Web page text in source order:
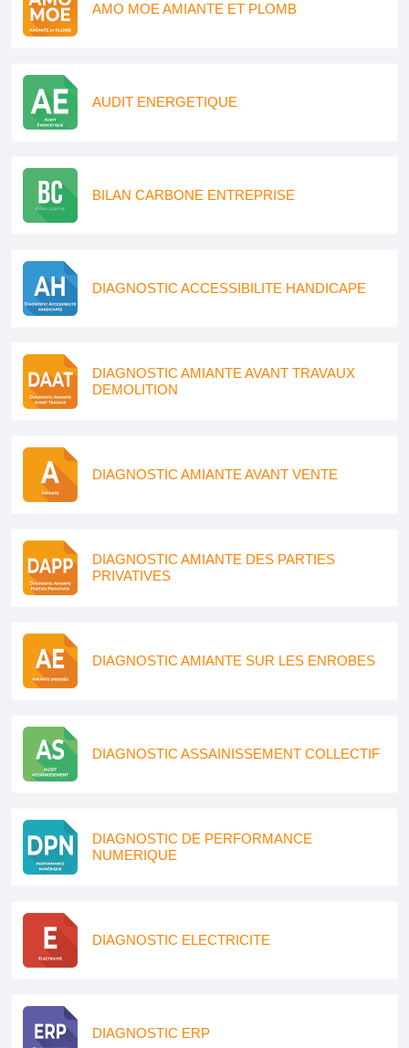
AMO MOE AMIANTE ET PLOMB
AUDIT ENERGETIQUE
BILAN CARBONE ENTREPRISE
DIAGNOSTIC ACCESSIBILITE HANDICAPE
DIAGNOSTIC AMIANTE AVANT TRAVAUX
DEMOLITION
DIAGNOSTIC AMIANTE AVANT VENTE
DIAGNOSTIC AMIANTE DES PARTIES
PRIVATIVES
DIAGNOSTIC AMIANTE SUR LES ENROBES
DIAGNOSTIC ASSAINISSEMENT COLLECTIF
DIAGNOSTIC DE PERFORMANCE
NUMERIQUE
DIAGNOSTIC ELECTRICITE
DIAGNOSTIC ERP